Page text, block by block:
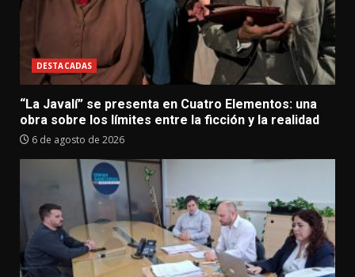
DESTACADAS
“La Javalí” se presenta en Cuatro Elementos: una
obra sobre los límites entre la ficción y la realidad
6 de agosto de 2026